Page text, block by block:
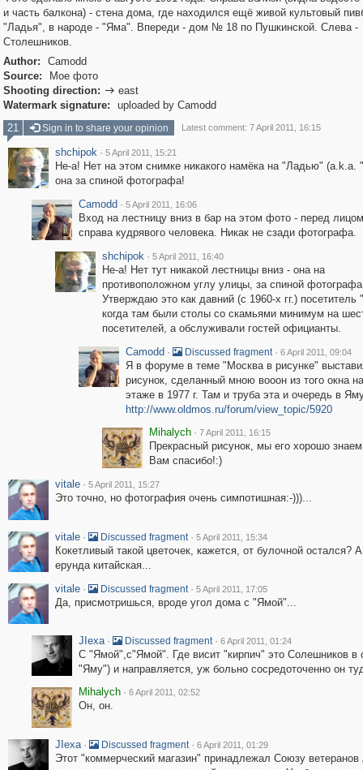
и часть балкона) - стена дома, где находился ещё живой культовый
"Ладья", в народе - "Яма". Впереди - дом № 18 по Пушкинской. Слева -
Столешников.
Author:
Camodd
Source:
Мое фото
Shooting direction:  east
Watermark signature:
uploaded by Camodd
21
Sign in to share your opinion Latest comment: 7 April 2011, 16:15
shchipok · 5 April 2011, 15:21
Не-а! Нет на этом снимке никакого намёка на "Ладью" (a.k.a.
она за спиной фотографа!
Camodd · 5 April 2011, 16:06
Вход на лестницу вниз в бар на этом фото - перед
справа кудрявого человека. Никак не сзади фотографа.
shchipok · 5 April 2011, 16:40
Не-а! Нет тут никакой лестницы вниз - она на
противоположном углу улицы, за спиной
Утверждаю это как давний (с 1960-х гг.) посетитель
когда там были столы со скамьями минимум на
посетителей, а обслуживали гостей официанты.
Camodd · Discussed fragment · 6 April 2011, 09:04
Я в форуме в теме "Москва в рисунке"
рисунок, сделанный мною вооон из того окна
этаже в 1977 г. Там и труба эта и очередь в
http://www.oldmos.ru/forum/view_topic/5920
Mihalych · 7 April 2011, 16:15
Прекрасный рисунок, мы его хорошо
Вам спасибо!:)
vitale · 5 April 2011, 15:27
Это точно, но фотография очень симпотишная:-)))...
vitale · Discussed fragment · 5 April 2011, 15:34
Кокетливый такой цветочек, кажется, от булочной
ерунда китайская...
vitale · Discussed fragment · 5 April 2011, 17:05
Да, присмотришься, вроде угол дома с "Ямой"...
JIexa · Discussed fragment · 6 April 2011, 01:24
С "Ямой",с"Ямой". Где висит "кирпич" это Солешников в
"Яму") и направляется, уж больно сосредоточенно он
Mihalych · 6 April 2011, 02:52
Он, он.
JIexa · Discussed fragment · 6 April 2011, 01:29
Этот "коммерческий магазин" принадлежал Союзу